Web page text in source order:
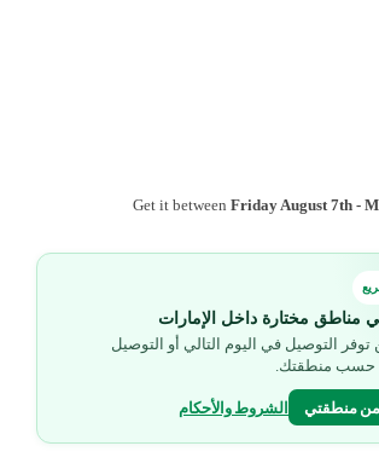
Get it betweenFriday August 7th -
مناطق مختارة داخل الإمارات
التوصيل في اليوم التالي أو التوصيل
حسب منطقتك.
منطقتي الشروط والأحكام